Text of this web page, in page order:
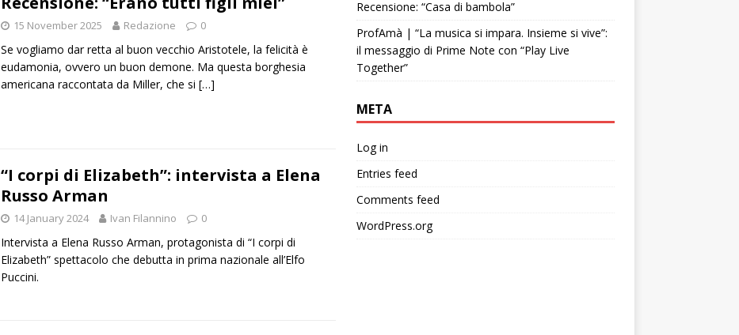
15 November 2025 Redazione 0
Se vogliamo dar retta al buon vecchio Aristotele, la felicità è
eudamonia, ovvero un buon demone. Ma questa borghesia
americana raccontata da Miller, che si […]
“I corpi di Elizabeth”: intervista a Elena
Russo Arman
14 January 2024 Ivan Filannino 0
Intervista a Elena Russo Arman, protagonista di “I corpi di
Elizabeth” spettacolo che debutta in prima nazionale all’Elfo
Puccini.
Recensione: “Casa di bambola”
ProfAmà | “La musica si impara. Insieme si vive”:
il messaggio di Prime Note con “Play Live
Together”
META
Log in
Entries feed
Comments feed
WordPress.org